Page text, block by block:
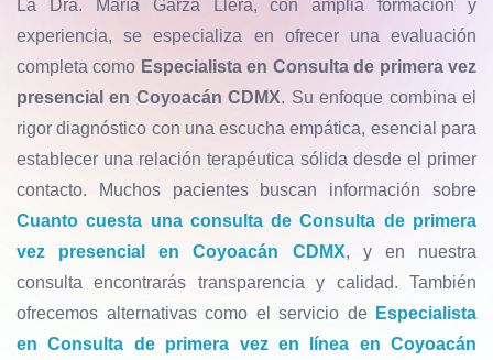
La Dra. María Garza Llera, con amplia formación y
experiencia, se especializa en ofrecer una evaluación
completa como Especialista en Consulta de primera vez
presencial en Coyoacán CDMX. Su enfoque combina el
rigor diagnóstico con una escucha empática, esencial para
establecer una relación terapéutica sólida desde el primer
contacto. Muchos pacientes buscan información sobre
Cuanto cuesta una consulta de Consulta de primera
vez presencial en Coyoacán CDMX, y en nuestra
consulta encontrarás transparencia y calidad. También
ofrecemos alternativas como el servicio de Especialista
en Consulta de primera vez en línea en Coyoacán